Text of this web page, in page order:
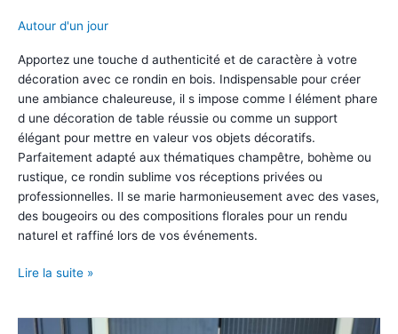
Autour d'un jour
Apportez une touche d authenticité et de caractère à votre
décoration avec ce rondin en bois. Indispensable pour créer
une ambiance chaleureuse, il s impose comme l élément phare
d une décoration de table réussie ou comme un support
élégant pour mettre en valeur vos objets décoratifs.
Parfaitement adapté aux thématiques champêtre, bohème ou
rustique, ce rondin sublime vos réceptions privées ou
professionnelles. Il se marie harmonieusement avec des vases,
des bougeoirs ou des compositions florales pour un rendu
naturel et raffiné lors de vos événements.
Rondin
Lire la suite »